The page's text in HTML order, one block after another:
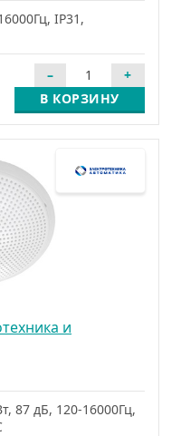
IP31,
В КОРЗИНУ
и
87 дБ, 120-16000Гц,